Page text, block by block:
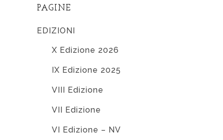
PAGINE
EDIZIONI
X Edizione 2026
IX Edizione 2025
VIII Edizione
VII Edizione
VI Edizione – NV